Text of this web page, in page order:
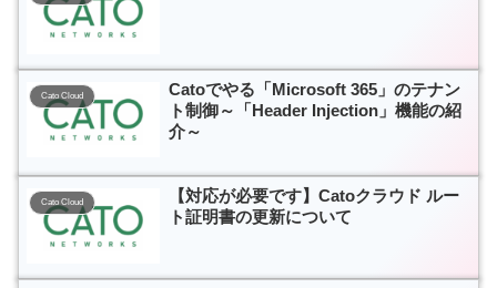
Cato Cloud
Catoでやる「Microsoft 365」のテナン
ト制御～「Header Injection」機能の紹
介～
Cato Cloud
【対応が必要です】Catoクラウド ルー
ト証明書の更新について